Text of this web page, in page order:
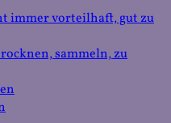
immer vorteilhaft, gut zu
sammeln, zu